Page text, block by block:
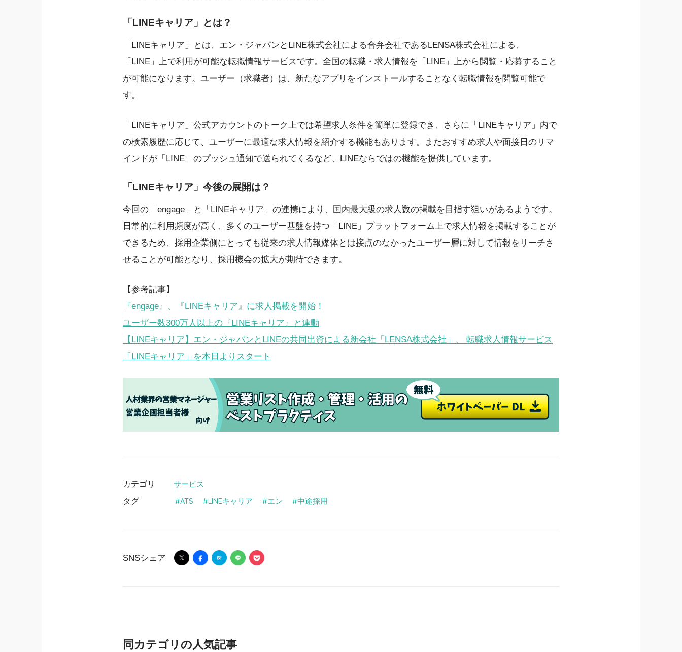
「LINEキャリア」とは？
「LINEキャリア」とは、エン・ジャパンとLINE株式会社による合弁会社であるLENSA株式会社による、
「LINE」上で利用が可能な転職情報サービスです。全国の転職・求人情報を「LINE」上から閲覧・応募すること
が可能になります。ユーザー（求職者）は、新たなアプリをインストールすることなく転職情報を閲覧可能で
す。
「LINEキャリア」公式アカウントのトーク上では希望求人条件を簡単に登録でき、さらに「LINEキャリア」内で
の検索履歴に応じて、ユーザーに最適な求人情報を紹介する機能もあります。またおすすめ求人や面接日のリマ
インドが「LINE」のプッシュ通知で送られてくるなど、LINEならではの機能を提供しています。
「LINEキャリア」今後の展開は？
今回の「engage」と「LINEキャリア」の連携により、国内最大級の求人数の掲載を目指す狙いがあるようです。
日常的に利用頻度が高く、多くのユーザー基盤を持つ「LINE」プラットフォーム上で求人情報を掲載することが
できるため、採用企業側にとっても従来の求人情報媒体とは接点のなかったユーザー層に対して情報をリーチさ
せることが可能となり、採用機会の拡大が期待できます。
【参考記事】
『engage』、『LINEキャリア』に求人掲載を開始！
ユーザー数300万人以上の『LINEキャリア』と連動
【LINEキャリア】エン・ジャパンとLINEの共同出資による新会社「LENSA株式会社」、 転職求人情報サービス
「LINEキャリア」を本日よりスタート
カテゴリ サービス
タグ ATS LINEキャリア エン 中途採用
SNSシェア
同カテゴリの人気記事